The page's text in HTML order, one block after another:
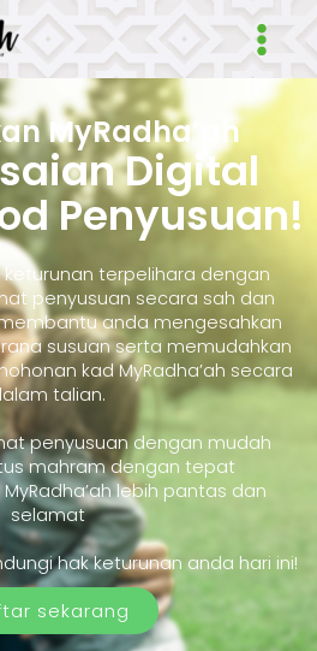
Main
MyRadha’ah
Digital
Penyusuan!
terpelihara dengan
penyusuan secara sah dan
anda mengesahkan
susuan serta memudahkan
kad MyRadha’ah secara
talian.
penyusuan dengan mudah
mahram dengan tepat
lebih pantas dan
selamat
hak keturunan anda hari ini!
sekarang